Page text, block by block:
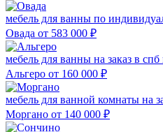
мебель для ванны по
Овада от 583 000 ₽
мебель для ванны на заказ в спб
Альгеро от 160 000 ₽
мебель для ванной комнаты на
Моргано от 140 000 ₽